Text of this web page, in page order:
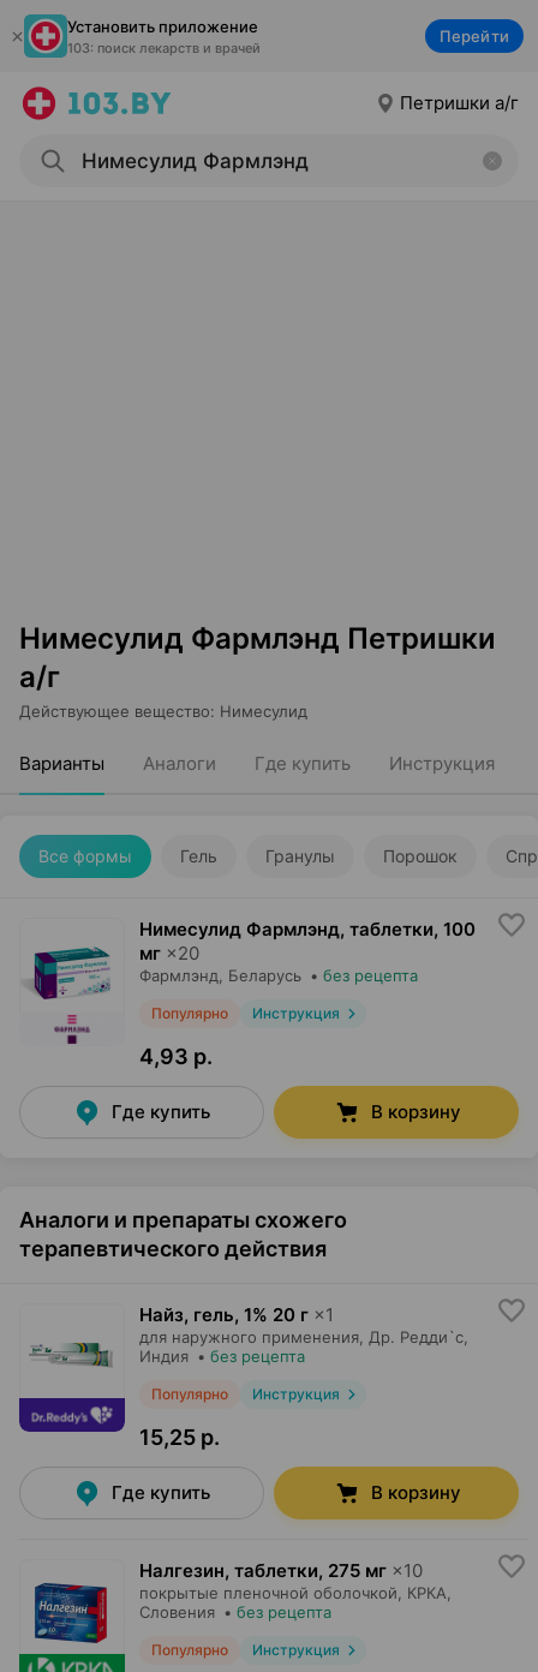
Установить приложение
103: поиск лекарств и врачей
Перейти
Петришки а/г
Нимесулид Фармлэнд Петришки
а/г
Действующее вещество: Нимесулид
Варианты Аналоги Где купить Инструкция
Все формы Гель Гранулы Порошок
Нимесулид Фармлэнд, таблетки, 100
мг ×20
Фармлэнд , Беларусь • без рецепта
Популярно Инструкция
4,93 р.
Где купить В корзину
Аналоги и препараты схожего
терапевтического действия
Найз, гель, 1% 20 г ×1
для наружного применения, Др. Редди`с
Индия • без рецепта
Популярно Инструкция
15,25 р.
Где купить В корзину
Налгезин, таблетки, 275 мг ×10
покрытые пленочной оболочкой, КРКА
Словения • без рецепта
Популярно Инструкция